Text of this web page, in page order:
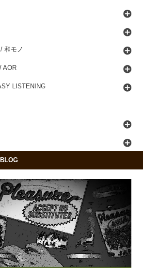
和モノ
AOR
LISTENING